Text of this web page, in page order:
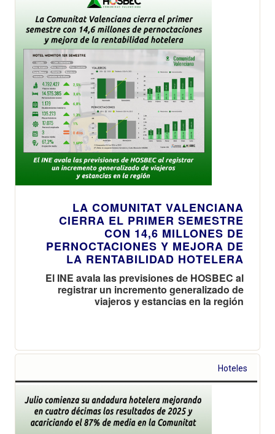
LA COMUNITAT VALENCIANA
CIERRA EL PRIMER SEMESTRE
CON 14,6 MILLONES DE
PERNOCTACIONES Y MEJORA DE
LA RENTABILIDAD HOTELERA
El INE avala las previsiones de HOSBEC al
registrar un incremento generalizado de
viajeros y estancias en la región
Hoteles